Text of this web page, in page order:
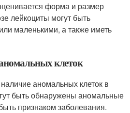
форма и размер
лейкоциты могут быть
маленькими, а также иметь
клеток
аномальных клеток в
быть обнаружены аномальные
признаком заболевания.